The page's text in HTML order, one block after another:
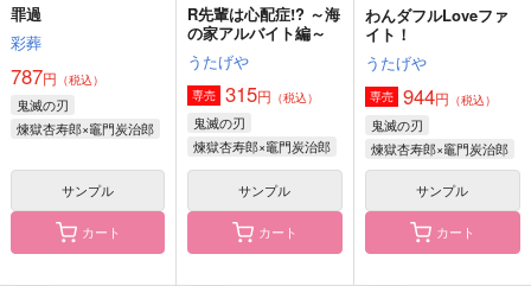
罪過
彩葬
787円 （税込）
鬼滅の刃
煉獄杏寿郎×竈門炭治郎
サンプル
カート
R先輩は心配症!? ～海
の家アルバイト編～
うたげや
専売 315円 （税込）
鬼滅の刃
煉獄杏寿郎×竈門炭治郎
サンプル
カート
わんダフルLoveファ
イト！
うたげや
専売 944円 （税込）
鬼滅の刃
煉獄杏寿郎×竈門炭治郎
サンプル
カート